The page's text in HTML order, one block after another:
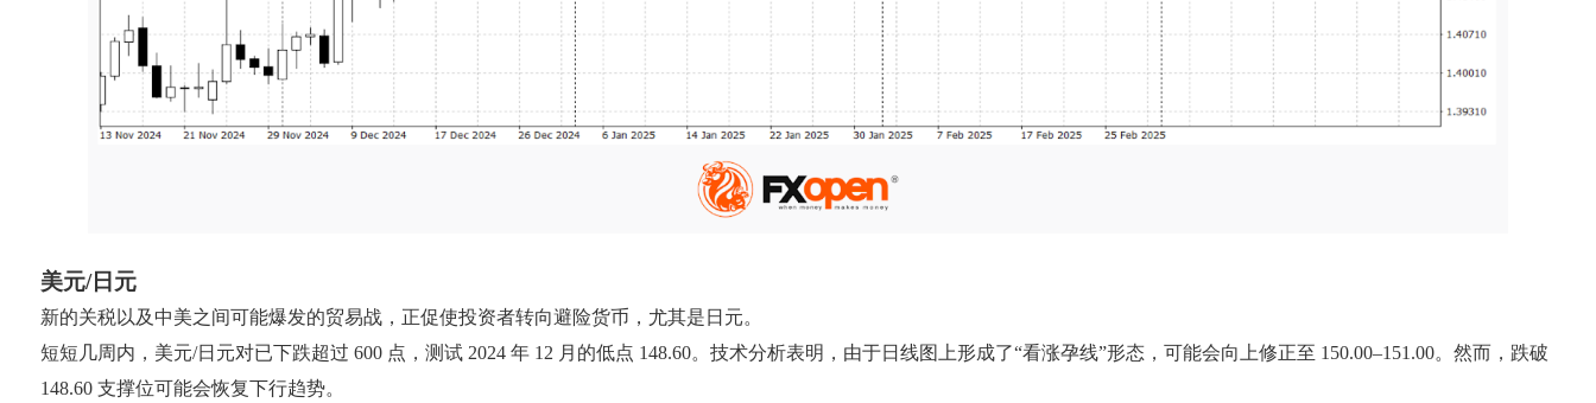
美元/日元
新的关税以及中美之间可能爆发的贸易战，正促使投资者转向避险货币，尤其是日元。
短短几周内，美元/日元对已下跌超过 600 点，测试 2024 年 12 月的低点 148.60。技术分析表明，由于日线图上形成了“看涨孕线”形态，可能会向上修正至 150.00–151.00。然而，跌破
148.60 支撑位可能会恢复下行趋势。